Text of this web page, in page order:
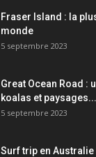
Fraser Island : la
monde
5 septembre 2023
Great Ocean Road :
koalas et paysages...
5 septembre 2023
Surf trip en Australie